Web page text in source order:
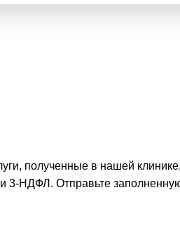
полученные в нашей
3-НДФЛ. Отправьте